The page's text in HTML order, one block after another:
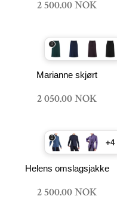
2 500.00 NOK
Marianne skjørt
2 050.00 NOK
+4
Helens omslagsjakke
2 500.00 NOK